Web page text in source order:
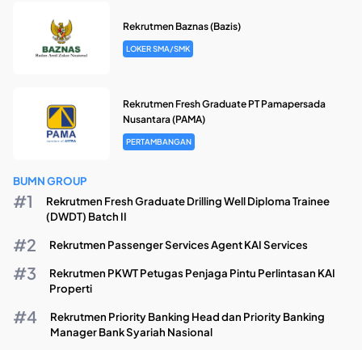
Rekrutmen Baznas (Bazis)
LOKER SMA/SMK
Rekrutmen Fresh Graduate PT Pamapersada
Nusantara (PAMA)
PERTAMBANGAN
BUMN GROUP
Rekrutmen Fresh Graduate Drilling Well Diploma Trainee
(DWDT) Batch II
Rekrutmen Passenger Services Agent KAI Services
Rekrutmen PKWT Petugas Penjaga Pintu Perlintasan KAI
Properti
Rekrutmen Priority Banking Head dan Priority Banking
Manager Bank Syariah Nasional